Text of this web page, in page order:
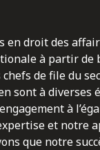
en droit des
à partir de
de file du
sont à diverses
à
et notre
que notre